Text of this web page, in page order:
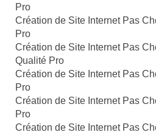
Pro
Création de Site Internet Pas
Pro
Création de Site Internet Pas
Qualité Pro
Création de Site Internet Pas
Pro
Création de Site Internet Pas
Pro
Création de Site Internet Pas